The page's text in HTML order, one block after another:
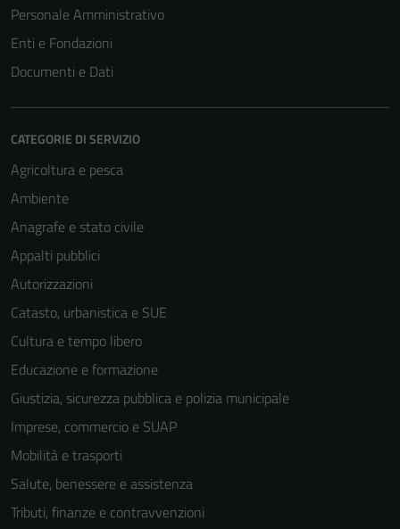
Personale Amministrativo
Enti e Fondazioni
Documenti e Dati
CATEGORIE DI SERVIZIO
Agricoltura e pesca
Ambiente
Anagrafe e stato civile
Appalti pubblici
Autorizzazioni
Catasto, urbanistica e SUE
Cultura e tempo libero
Educazione e formazione
Giustizia, sicurezza pubblica e polizia municipale
Imprese, commercio e SUAP
Mobilità e trasporti
Salute, benessere e assistenza
Tributi, finanze e contravvenzioni
del sito e non